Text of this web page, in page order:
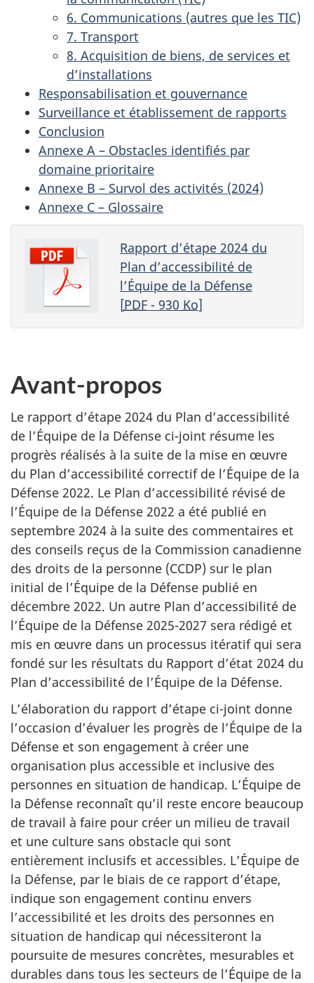
6. Communications (autres que les TIC)
7. Transport
8. Acquisition de biens, de services et
d’installations
Responsabilisation et gouvernance
Surveillance et établissement de rapports
Conclusion
Annexe A – Obstacles identifiés par
domaine prioritaire
Annexe B – Survol des activités (2024)
Annexe C – Glossaire
Rapport d’étape 2024 du
Plan d’accessibilité de
l’Équipe de la Défense
[PDF- 930 Ko]
Avant-propos
Le rapport d’étape 2024 du Plan d’accessibilité
de l’Équipe de la Défense ci-joint résume les
progrès réalisés à la suite de la mise en œuvre
du Plan d’accessibilité correctif de l’Équipe de la
Défense 2022. Le Plan d’accessibilité révisé de
l’Équipe de la Défense 2022 a été publié en
septembre 2024 à la suite des commentaires et
des conseils reçus de la Commission canadienne
des droits de la personne (CCDP) sur le plan
initial de l’Équipe de la Défense publié en
décembre 2022. Un autre Plan d’accessibilité de
l’Équipe de la Défense 2025-2027 sera rédigé et
mis en œuvre dans un processus itératif qui sera
fondé sur les résultats du Rapport d’état 2024 du
Plan d’accessibilité de l’Équipe de la Défense.
L’élaboration du rapport d’étape ci-joint donne
l’occasion d’évaluer les progrès de l’Équipe de la
Défense et son engagement à créer une
organisation plus accessible et inclusive des
personnes en situation de handicap. L’Équipe de
la Défense reconnaît qu’il reste encore beaucoup
de travail à faire pour créer un milieu de travail
et une culture sans obstacle qui sont
entièrement inclusifs et accessibles. L’Équipe de
la Défense, par le biais de ce rapport d’étape,
indique son engagement continu envers
l’accessibilité et les droits des personnes en
situation de handicap qui nécessiteront la
poursuite de mesures concrètes, mesurables et
durables dans tous les secteurs de l’Équipe de la